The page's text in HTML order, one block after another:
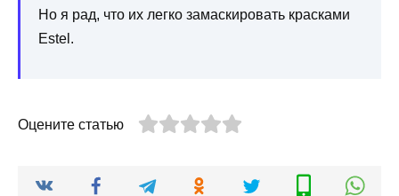
Но я рад, что их легко замаскировать красками
Estel.
Оцените статью